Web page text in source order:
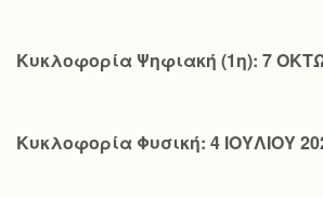
Κυκλοφορία Ψηφιακή (1η): 7
Κυκλοφορία Φυσική: 4 ΙΟΥΛΙΟΥ